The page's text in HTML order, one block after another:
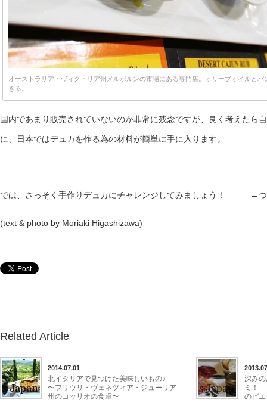
オーストラリア・ヴィクトリア州メルボルンの市場にある専門店。オリーブオイルと
きる。
国内であまり販売されていないのが非常に残念ですが、良く考えたら
に、日本ではデュカを作る為の材料が簡単に手に入ります。
では、さっそく手作りデュカにチャレンジしてみましょう！ →
(text & photo by Moriaki Higashizawa)
Related Article
2014.07.01
北イタリアで見つけた美味しいもの♪
〜フリウリ・ヴェネツィア・ジューリア
州のコッリオの食卓〜
深み
ミ！
のピ